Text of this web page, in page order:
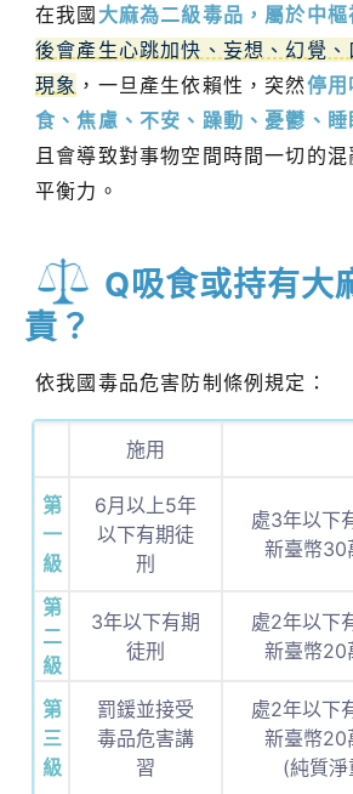
在我國 大麻為二級毒品，屬於中樞
後會產生心跳加快、妄想、幻覺
現象 ，一旦產生依賴性，突然停用
食、焦慮、不安、躁動、憂鬱、
且會導致對事物空間時間一切的
平衡力。
Q吸食或持有大
責？
依我國毒品危害防制條例規定：
施用
第
一
級
6月以上5年
以下有期徒
刑
處3年以下
新臺幣30
第
二
級
3年以下有期
徒刑
處2年以下
新臺幣20
第
三
級
罰鍰並接受
毒品危害講
習
處2年以下
新臺幣20
(純質